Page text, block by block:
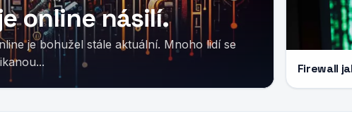
online násilí.
Firewall